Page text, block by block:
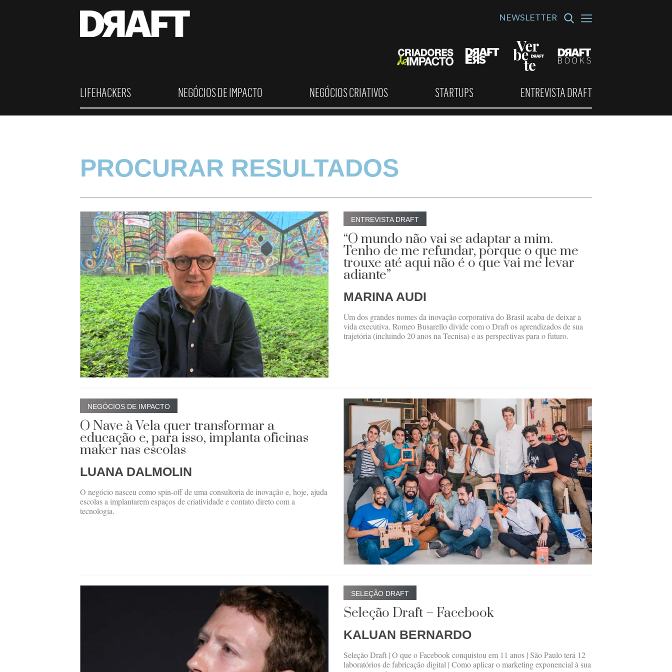
NEWSLETTER
LIFEHACKERS NEGÓCIOS DE IMPACTO NEGÓCIOS CRIATIVOS STARTUPS ENTREVISTA DRAFT
PROCURAR RESULTADOS
ENTREVISTA DRAFT
“O mundo não vai se adaptar a mim.
Tenho de me refundar, porque o que me
trouxe até aqui não é o que vai me levar
adiante”
MARINA AUDI
Um dos grandes nomes da inovação corporativa do Brasil acaba de deixar a
vida executiva. Romeo Busarello divide com o Draft os aprendizados de sua
trajetória (incluindo 20 anos na Tecnisa) e as perspectivas para o futuro.
NEGÓCIOS DE IMPACTO
O Nave à Vela quer transformar a
educação e, para isso, implanta oficinas
maker nas escolas
LUANA DALMOLIN
O negócio nasceu como spin-off de uma consultoria de inovação e, hoje, ajuda
escolas a implantarem espaços de criatividade e contato direto com a
tecnologia.
SELEÇÃO DRAFT
Seleção Draft – Facebook
KALUAN BERNARDO
Seleção Draft | O que o Facebook conquistou em 11 anos | São Paulo terá 12
laboratórios de fabricação digital | Como aplicar o marketing exponencial à sua